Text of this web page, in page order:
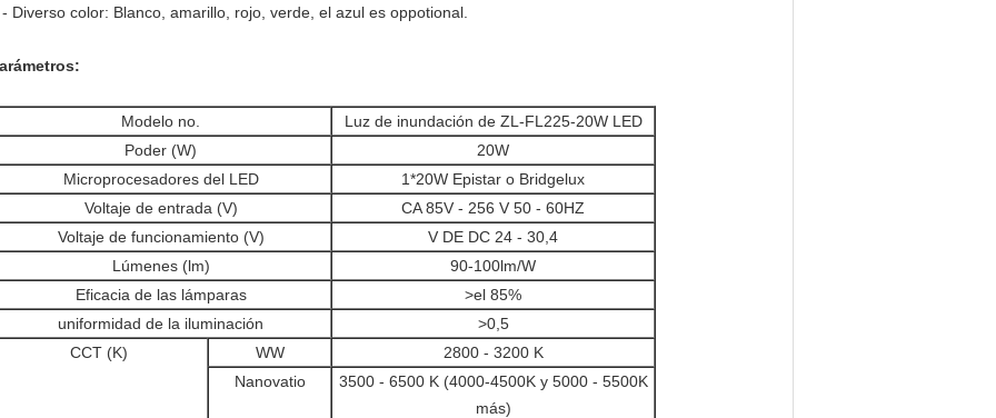
Diverso color: Blanco, amarillo, rojo, verde, el azul es oppotional.
Modelo no.
Luz de inundación de ZL-FL225-20W LED
Poder (W)
20W
Microprocesadores del LED
1*20W Epistar o Bridgelux
Voltaje de entrada (V)
CA 85V - 256 V 50 - 60HZ
Voltaje de funcionamiento (V)
V DE DC 24 - 30,4
Lúmenes (lm)
90-100lm/W
Eficacia de las lámparas
>el 85%
uniformidad de la iluminación
>0,5
CCT (K)
WW
2800 - 3200 K
Nanovatio
3500 - 6500 K (4000-4500K y 5000 - 5500K
más)